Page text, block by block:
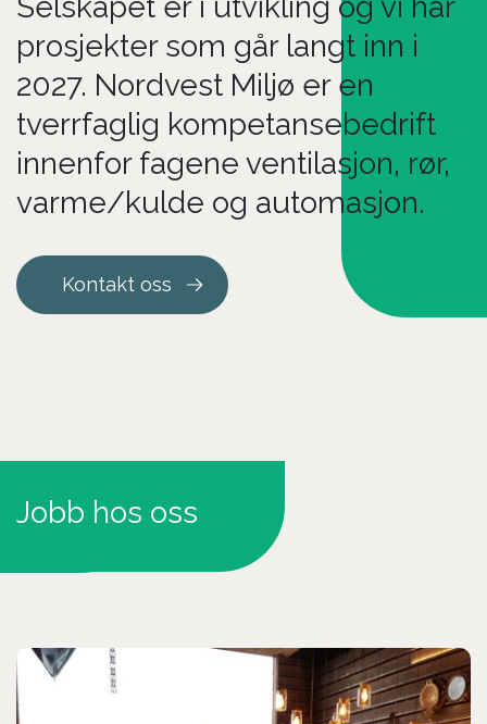
prosjekter som går langt inn i
2027. Nordvest Miljø er en
tverrfaglig kompetansebedrift
innenfor fagene ventilasjon, rør,
varme/kulde og automasjon.
Kontakt oss
Jobb hos oss